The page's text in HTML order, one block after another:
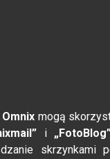
Omnix mogą
i
skrzynkami